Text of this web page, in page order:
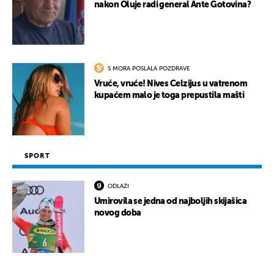
nakon Oluje radi general Ante Gotovina?
S MORA POSLALA POZDRAVE
Vruće, vruće! Nives Celzijus u vatrenom
kupaćem malo je toga prepustila mašti
SPORT
ODLAZI
Umirovila se jedna od najboljih skijašica
novog doba